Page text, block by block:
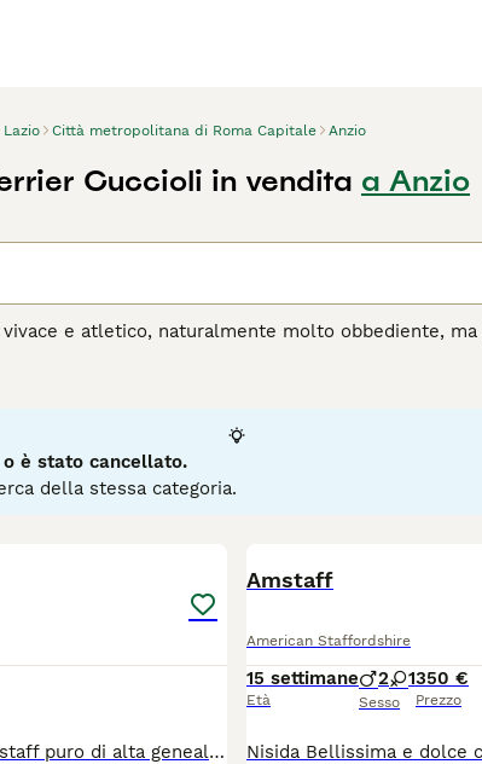
Lazio Città metropolitana di Roma Capitale Anzio
Cuccioli in vendita a Anzio
e atletico, naturalmente molto obbediente,
affettuosi con le persone. Quando il loro
hanno una probabilità relativamente alta di
Terrier non è adatto a persone con poca
per ulteriori informazioni su questa razza di cane.
è stato cancellato.
della stessa categoria.
Vendesi bellissimo cucciolo di 10 mesi amstaff puro di alta genealogia Microchip vaccinato Ottima linea di sangue
Amstaff
American Staffordshire
15 settimane
Età
2 1
Sesso
350 €
Prezzo